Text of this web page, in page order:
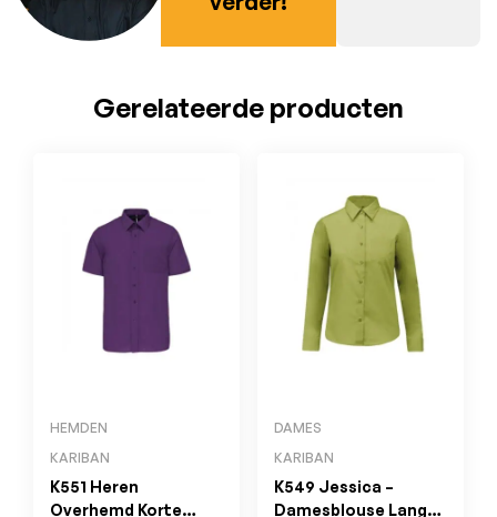
Gerelateerde producten
HEMDEN
KARIBAN
K551 Heren
Overhemd Korte
DAMES
KARIBAN
K549 Jessica –
Damesblouse Lange